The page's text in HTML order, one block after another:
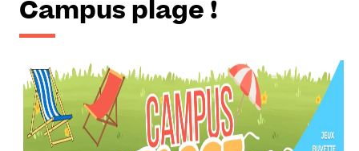
Campus plage !